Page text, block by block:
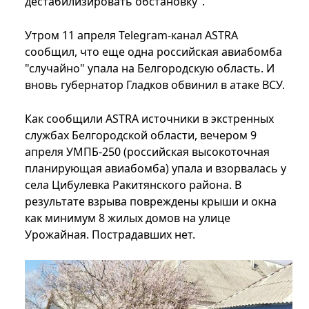
Утром 11 апреля Telegram-канал ASTRA
сообщил, что еще одна российская авиабомба
"случайно" упала на Белгородскую область. И
вновь губернатор Гладков обвинил в атаке ВСУ.
Как сообщили ASTRA источники в экстренных
службах Белгородской области, вечером 9
апреля УМПБ-250 (российская высокоточная
планирующая авиабомба) упала и взорвалась у
села Цибулевка Ракитянского района. В
результате взрыва повреждены крыши и окна
как минимум 8 жилых домов на улице
Урожайная. Пострадавших нет.